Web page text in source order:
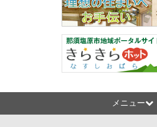
メニュー